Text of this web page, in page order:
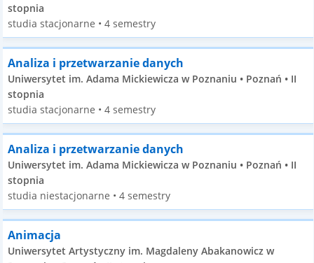
stopnia
studia stacjonarne • 4 semestry
Analiza i przetwarzanie danych
Uniwersytet im. Adama Mickiewicza w Poznaniu • Poznań • II
stopnia
studia stacjonarne • 4 semestry
Analiza i przetwarzanie danych
Uniwersytet im. Adama Mickiewicza w Poznaniu • Poznań • II
stopnia
studia niestacjonarne • 4 semestry
Animacja
Uniwersytet Artystyczny im. Magdaleny Abakanowicz w